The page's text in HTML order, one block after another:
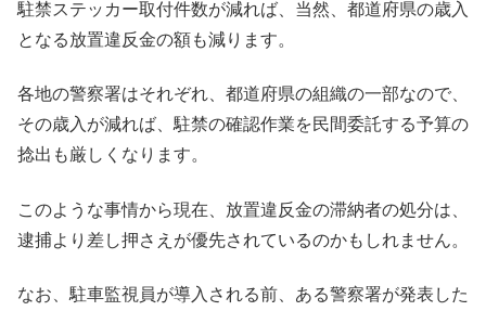
駐禁ステッカー取付件数が減れば、当然、都道府県の歳入
となる放置違反金の額も減ります。
各地の警察署はそれぞれ、都道府県の組織の一部なので、
その歳入が減れば、駐禁の確認作業を民間委託する予算の
捻出も厳しくなります。
このような事情から現在、放置違反金の滞納者の処分は、
逮捕より差し押さえが優先されているのかもしれません。
なお、駐車監視員が導入される前、ある警察署が発表した